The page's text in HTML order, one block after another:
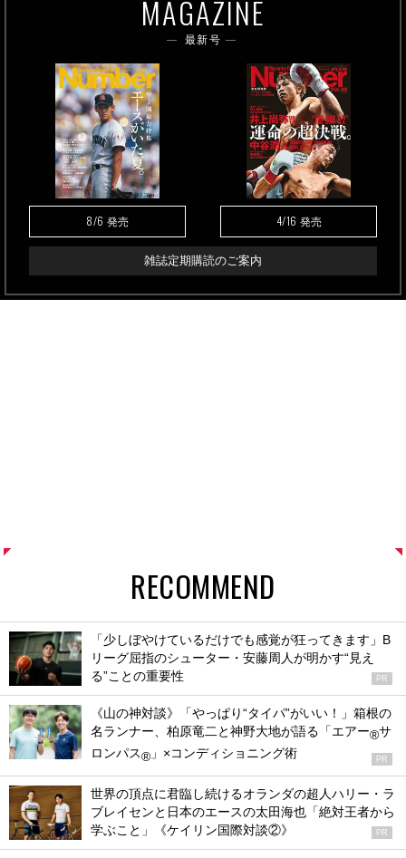
MAGAZINE
最新号
8/6 発売 4/16 発売
雑誌定期購読のご案内
RECOMMEND
「少しぼやけているだけでも感覚が狂ってきます」B
リーグ屈指のシューター・安藤周人が明かす“見え
る”ことの重要性
PR
《山の神対談》「やっぱり“タイパ”がいい！」箱根の
名ランナー、柏原竜二と神野大地が語る「エアー®サ
ロンパス® 」×コンディショニング術 PR
世界の頂点に君臨し続けるオランダの超人ハリー・ラ
ブレイセンと日本のエースの太田海也「絶対王者から
学ぶこと」《ケイリン国際対談②》
PR